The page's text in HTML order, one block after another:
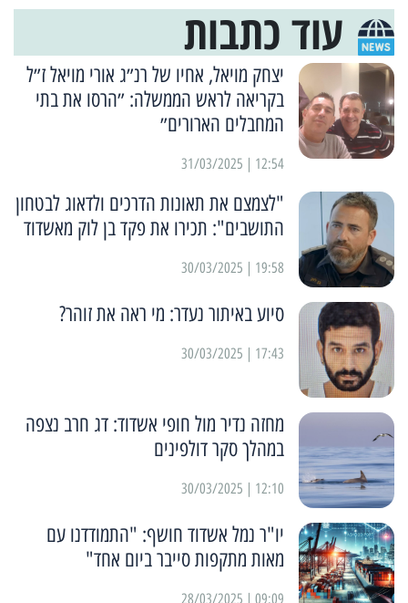
עוד כתבות
יצחק מויאל, אחיו של רנ״ג אורי מויאל ז״ל
בקריאה לראש הממשלה: ״הרסו את בתי
המחבלים הארורים״
12:54 | 31/03/2025
"לצמצם את תאונות הדרכים ולדאוג לבטחון
התושבים": תכירו את פקד בן לוק מאשדוד
19:58 | 30/03/2025
סיוע באיתור נעדר: מי ראה את זוהר?
17:43 | 30/03/2025
מחזה נדיר מול חופי אשדוד: דג חרב נצפה
במהלך סקר דולפינים
12:10 | 30/03/2025
יו"ר נמל אשדוד חושף: "התמודדנו עם
מאות מתקפות סייבר ביום אחד"
09:09 | 28/03/2025